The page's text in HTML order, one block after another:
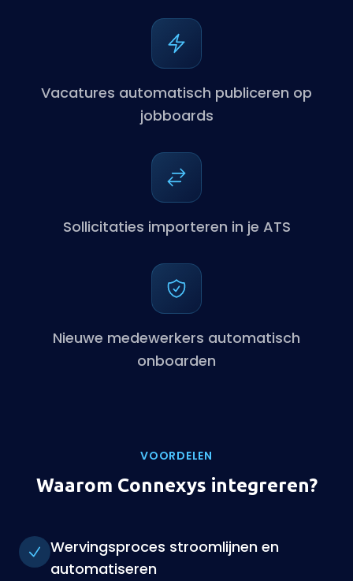
Vacatures automatisch publiceren op
jobboards
Sollicitaties importeren in je ATS
Nieuwe medewerkers automatisch
onboarden
VOORDELEN
Waarom Connexys integreren?
Wervingsproces stroomlijnen en
automatiseren